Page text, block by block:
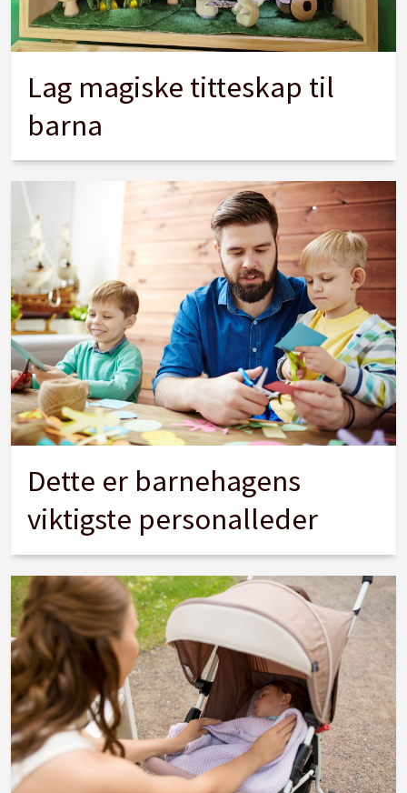
Lag magiske titteskap til
barna
Dette er barnehagens
viktigste personalleder